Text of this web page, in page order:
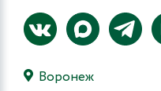
Воронеж